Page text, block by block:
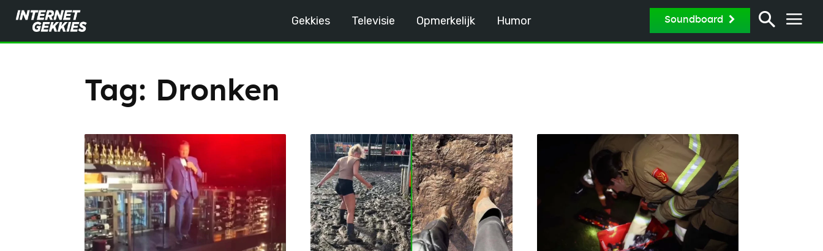
Gekkies Televisie Opmerkelijk Humor Soundboard
Tag: Dronken